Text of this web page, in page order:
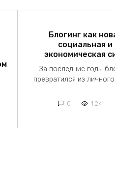
Блогинг как
социальная и
экономическая
За последние годы
превратился из
0 1.2k.